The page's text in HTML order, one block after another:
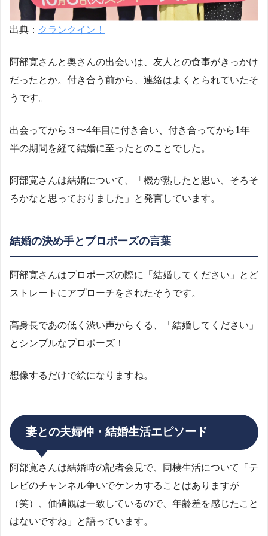
出典： クランクイン！
阿部寛さんと奥さんの出会いは、友人との食事がきっかけ
だったとか。付き合う前から、連絡はよくとられていたそ
うです。
出会ってから３〜4年目に付き合い、付き合ってから1年
半の期間を経て結婚に至ったとのことでした。
阿部寛さんは結婚について、「機が熟したと思い、そろそ
ろかなと思っておりました」と発言しています。
結婚の決め手とプロポーズの言葉
阿部寛さんはプロポーズの際に「結婚してください」とど
ストレートにアプローチをされたそうです。
高身長であの低く渋い声からくる、「結婚してください」
とシンプルなプロポーズ！
想像するだけで絵になりますね。
妻との夫婦仲・結婚生活エピソード
阿部寛さんは結婚時の記者会見で、同棲生活について「テ
レビのチャンネル争いでケンカすることはありますが
（笑）、価値観は一致しているので、年齢差を感じたこと
はないですね」と語っています。